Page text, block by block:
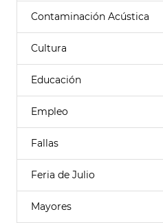
Contaminación Acústica
Cultura
Educación
Empleo
Fallas
Feria de Julio
Mayores